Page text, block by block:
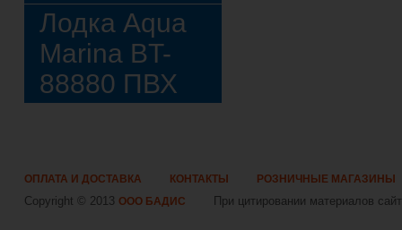
Лодка Aqua
Marina BT-
88880 ПВХ
ОПЛАТА И ДОСТАВКА КОНТАКТЫ РОЗНИЧНЫЕ МАГАЗИНЫ
Copyright © 2013 ООО БАДИС При цитировании материалов